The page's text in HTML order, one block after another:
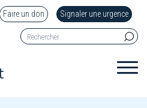
Faire un don Signaler une urgence